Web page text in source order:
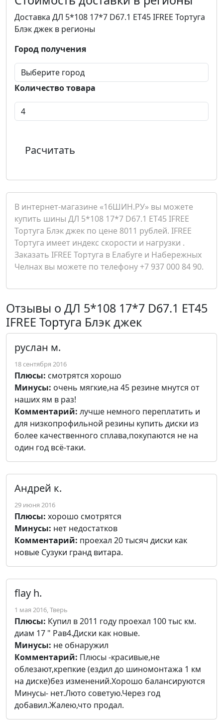
Доставка ДЛ 5*108 17*7 D67.1 ET45 IFREE Тортуга
Блэк джек в регионы
Город получения
Количество товара
Расчитать
В интернет-магазине «16ШИН.РУ» вы можете
купить шины ДЛ 5*108 17*7 D67.1 ET45 IFREE
Тортуга Блэк джек по цене 8011 рублей. IFREE
Тортуга имеет индекс скорости и нагрузки .
Заказать IFREE Тортуга в Елабуге и Набережных
Челнах вы можете по телефону +7 937 000 84 90.
Отзывы о ДЛ 5*108 17*7 D67.1 ET45
IFREE Тортуга Блэк джек
руслан м.
18 сентября 2016
Плюсы: смотрятся хорошо
Минусы: очень мягкие,на 45 резине мнутся от
наших ям в раз!
Комментарий: лучше немного переплатить и
для низкопрофильной резины купить диски из
более качественного сплава,покупаются не на
один год всё-таки.
Андрей к.
29 июня 2016
Плюсы: хорошо смотрятся
Минусы: нет недостатков
Комментарий: проехал 20 тысяч диски как
новые Сузуки гранд витара.
flay h.
1 мая 2016, Тверь
Плюсы: Купил в 2011 году проехал 100 тыс км.
диам 17 " Рав4.Диски как новые.
Минусы: не обнаружил
Комментарий: Плюсы -красивые,не
облезают,крепкие (ездил до шиномонтажа 1 км
на диске)без изменений.Хорошо балансируются
Минусы- нет.Люто советую.Через год
добавил.Жалею,что продал.